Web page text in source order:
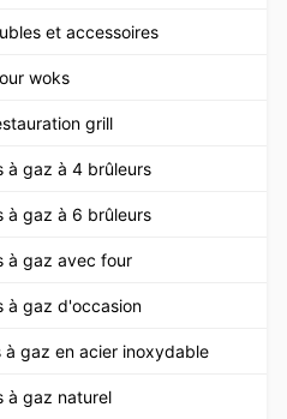
128 litres Horeca
et accessoires
woks
grill
à gaz à 4 brûleurs
à gaz à 6 brûleurs
à gaz avec four
à gaz d'occasion
à gaz en acier inoxydable
à gaz naturel